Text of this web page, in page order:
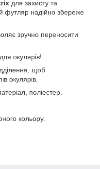
для захисту та
футляр надійно збереже
зручно переносити
окулярів!
щоб
окулярів.
поліестер.
кольору.